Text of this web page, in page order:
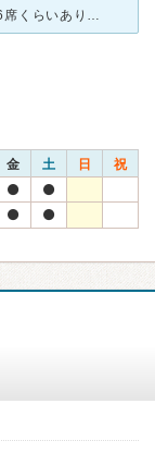
毎月虫歯治療で通わせて頂いています。 席数は6席くらいあり、金町では広めの歯医者さんです。 先生は根気強く指導してくださり、治療方針もきちんと話してから、こちらに最終的にどうするかを聞いてくれます
金 土 日 祝